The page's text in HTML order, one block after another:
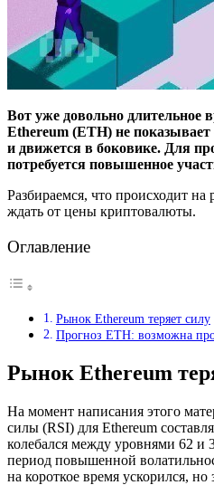
Вот уже довольно длительное
Ethereum (ETH) не
и движется в боковике. Для
потребуется повышенное
Разбираемся, что происходит
ждать от цены криптовалюты.
Оглавление
Рынок Ethereum теряет силу
Прогноз ETH: возможна
Рынок Ethereum
На момент написания этого
силы (RSI) для Ethereum
колебался между уровнями 62 и
период повышенной
на короткое время ускорился, но